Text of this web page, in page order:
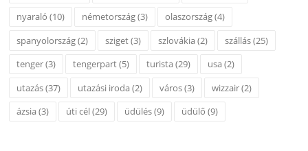
nyaraló (10) németország(3) olaszország(4)
spanyolország(2) sziget(3) szlovákia(2) szállás(25)
tenger(3) tengerpart(5) turista(29) usa(2)
utazás(37) utazási iroda(2) város(3) wizzair(2)
ázsia(3) úti cél(29) üdülés(9) üdülő (9)